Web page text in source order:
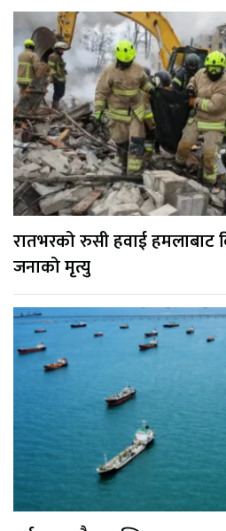
रातभरको रुसी हवाई हमलाबाट
जनाको मृत्यु